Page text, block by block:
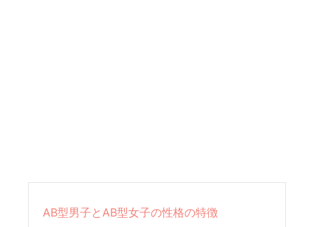
AB型男子とAB型女子の性格の特徴